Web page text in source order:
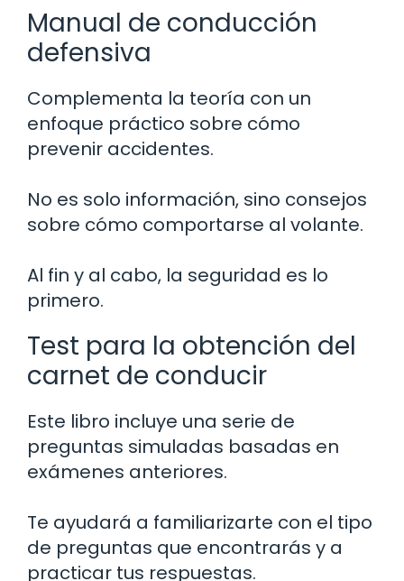
Manual de conducción
defensiva
Complementa la teoría con un
enfoque práctico sobre cómo
prevenir accidentes.
No es solo información, sino consejos
sobre cómo comportarse al volante.
Al fin y al cabo, la seguridad es lo
primero.
Test para la obtención del
carnet de conducir
Este libro incluye una serie de
preguntas simuladas basadas en
exámenes anteriores.
Te ayudará a familiarizarte con el tipo
de preguntas que encontrarás y a
practicar tus respuestas.